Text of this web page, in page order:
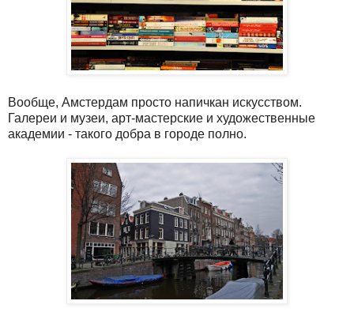
Вообще, Амстердам просто напичкан искусством.
Галереи и музеи, арт-мастерские и художественные
академии - такого добра в городе полно.